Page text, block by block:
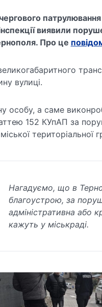
виявили
Про це
вулиці.
особу, а саме
152 КУпАП за
територіальної
Нагадуємо, що в
благоустрою, за
адміністративна або
кажуть у міськраді.